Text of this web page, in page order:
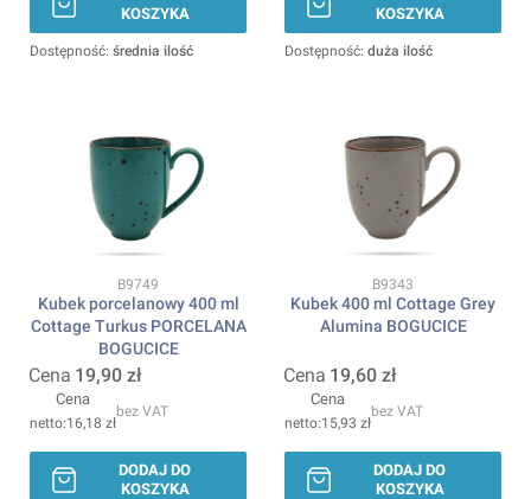
KOSZYKA
Dostępność: średnia ilość
KOSZYKA
Dostępność: duża ilość
Kod produktu
B9749
Kubek porcelanowy 400 ml
Cottage Turkus PORCELANA
BOGUCICE
Cena 19,90 zł
Cena
16,18 zł
bez VAT
DODAJ DO
KOSZYKA
Kod produktu
B9343
Kubek 400 ml Cottage Grey
Alumina BOGUCICE
Cena 19,60 zł
Cena
15,93 zł
bez VAT
DODAJ DO
KOSZYKA